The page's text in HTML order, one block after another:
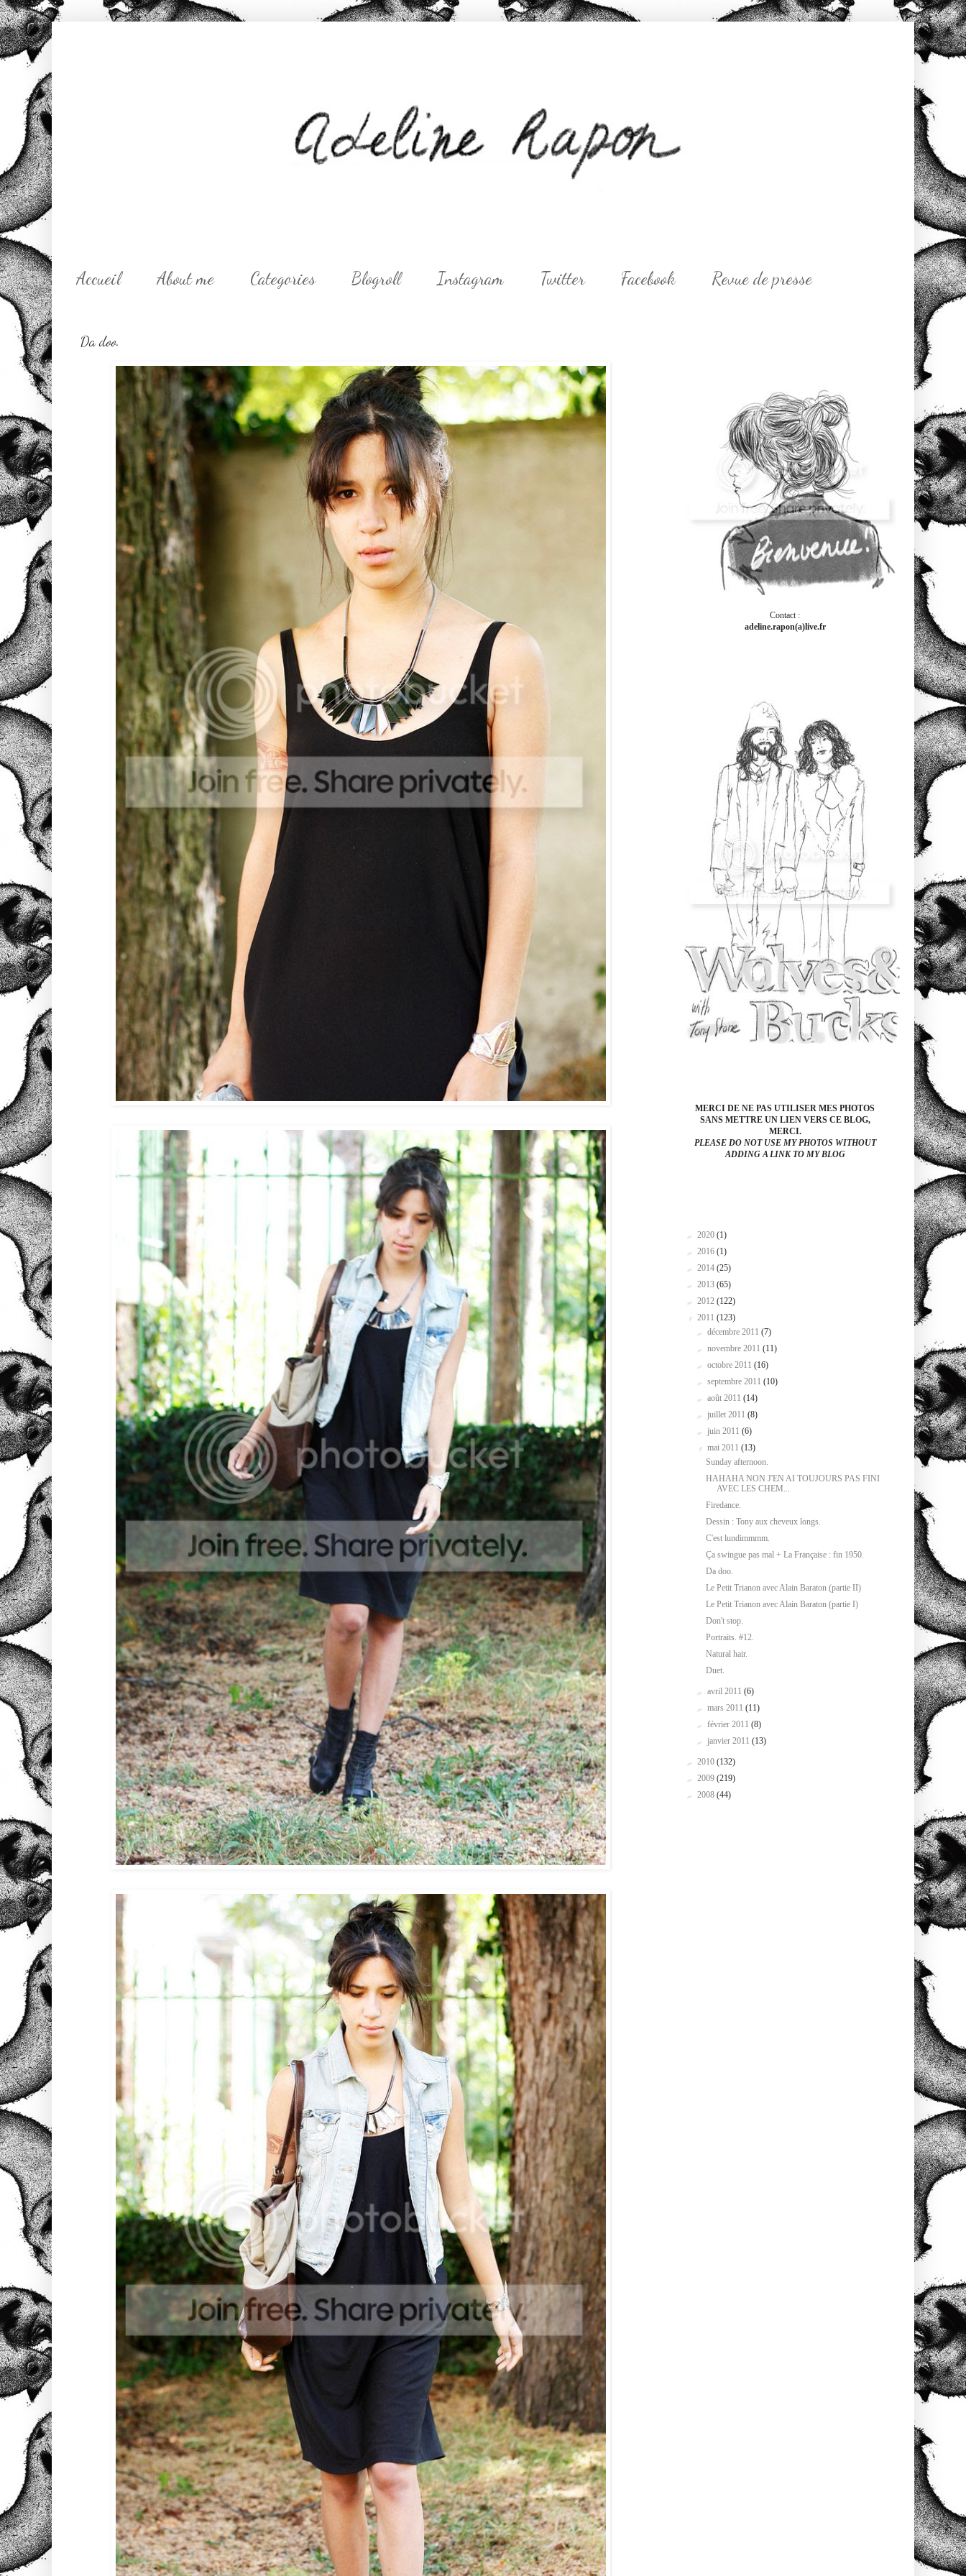
Accueil About me Categories Blogroll Instagram Twitter Facebook Revue de presse
Da doo.
Contact :
adeline.rapon(a)live.fr
MERCI DE NE PAS UTILISER MES PHOTOS
SANS METTRE UN LIEN VERS CE BLOG,
MERCI.
PLEASE DO NOT USE MY PHOTOS WITHOUT
ADDING A LINK TO MY BLOG
► 2020 (1)
► 2016 (1)
► 2014 (25)
► 2013 (65)
► 2012 (122)
▼ 2011 (123)
►décembre 2011(7)
►novembre 2011(11)
►octobre 2011(16)
►septembre 2011(10)
►août 2011(14)
►juillet 2011(8)
►juin 2011(6)
▼mai 2011(13)
Sunday afternoon.
HAHAHA NON J'EN AI TOUJOURS PAS FINI
AVEC LES CHEM...
Firedance.
Dessin : Tony aux cheveux longs.
C'est lundimmmm.
Ça swingue pas mal + La Française : fin 1950.
Da doo.
Le Petit Trianon avec Alain Baraton (partie II)
Le Petit Trianon avec Alain Baraton (partie I)
Don't stop.
Portraits. #12.
Natural hair.
Duet.
►avril 2011(6)
►mars 2011(11)
►février 2011(8)
►janvier 2011(13)
► 2010 (132)
► 2009 (219)
► 2008 (44)